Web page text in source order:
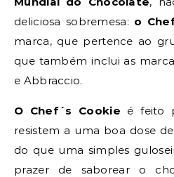
deliciosa sobremesa: o
marca, que pertence ao
que também inclui as
e Abbraccio.
O Chef´s Cookie é feito
resistem a uma boa dose
do que uma simples
prazer de saborear o